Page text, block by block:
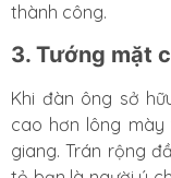
thành công.
3. Tướng mặt
Khi đàn ông sở
cao hơn lông mày
giang.Trán rộng